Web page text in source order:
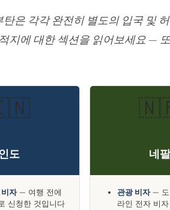
탄은 각각 완전히 별도의 입국 및
지에 대한 섹션을 읽어보세요 —
인도
자— 여행 전에
신청한 것입니다
네팔
관광 비자— 도
라인 전자 비자